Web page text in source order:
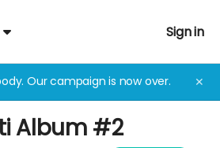
Sign in
Our campaign is now over. ✕
Album #2